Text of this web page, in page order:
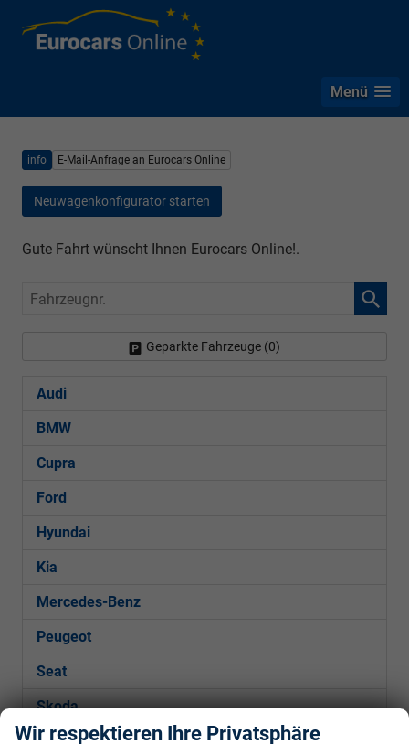
Menü
info E-Mail-Anfrage an Eurocars Online
Neuwagenkonfigurator starten
Gute Fahrt wünscht Ihnen Eurocars Online!.
Fahrzeugnr.
Geparkte Fahrzeuge (0)
Audi
BMW
Cupra
Ford
Hyundai
Kia
Mercedes-Benz
Peugeot
Seat
Skoda
VW
Wir respektieren Ihre Privatsphäre